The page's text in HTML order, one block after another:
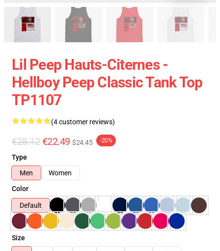
Lil Peep Hauts-Citernes -
Hellboy Peep Classic Tank Top
TP1107
(4 customer reviews)
€28.12 €22.49 $24.45 -20%
Type
Men
Women
Color
Default
Size